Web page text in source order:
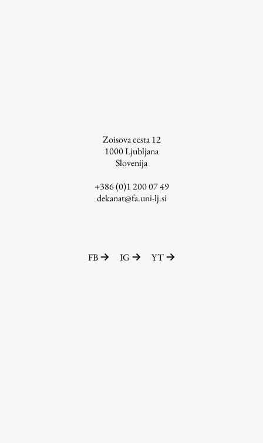
Zoisova cesta 12
1000Ljubljana
Slovenija
+386 (0)1 200 07 49
dekanat@fa.uni-lj.si
FB IG YT